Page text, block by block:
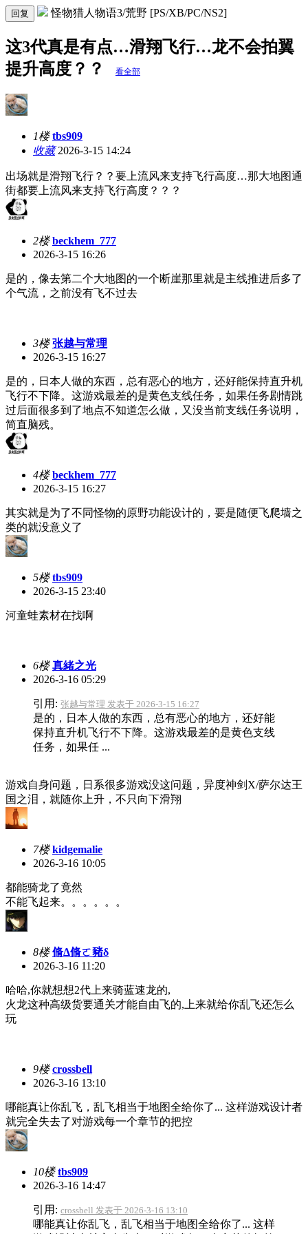
回复 怪物猎人物语3/荒野 [PS/XB/PC/NS2]
这3代真是有点…滑翔飞行…龙不会拍翼
提升高度？？
看全部
1楼 tbs909
收藏2026-3-15 14:24
出场就是滑翔飞行？？要上流风来支持飞行高度…那大地图通
街都要上流风来支持飞行高度？？？
2楼 beckhem_777
2026-3-15 16:26
是的，像去第二个大地图的一个断崖那里就是主线推进后多了
个气流，之前没有飞不过去
3楼 张越与常理
2026-3-15 16:27
是的，日本人做的东西，总有恶心的地方，还好能保持直升机
飞行不下降。这游戏最差的是黄色支线任务，如果任务剧情跳
过后面很多到了地点不知道怎么做，又没当前支线任务说明，
简直脑残。
4楼 beckhem_777
2026-3-15 16:27
其实就是为了不同怪物的原野功能设计的，要是随便飞爬墙之
类的就没意义了
5楼 tbs909
2026-3-15 23:40
河童蛙素材在找啊
6楼 真緒之光
2026-3-16 05:29
引用: 张越与常理 发表于 2026-3-15 16:27
是的，日本人做的东西，总有恶心的地方，还好能
保持直升机飞行不下降。这游戏最差的是黄色支线
任务，如果任 ...
游戏自身问题，日系很多游戏没这问题，异度神剑X/萨尔达王
国之泪，就随你上升，不只向下滑翔
7楼 kidgemalie
2026-3-16 10:05
都能骑龙了竟然
不能飞起来。。。。。。
8楼 脩Δ脩ㄛ豬δ
2026-3-16 11:20
哈哈,你就想想2代上来骑蓝速龙的,
火龙这种高级货要通关才能自由飞的,上来就给你乱飞还怎么
玩
9楼 crossbell
2026-3-16 13:10
哪能真让你乱飞，乱飞相当于地图全给你了... 这样游戏设计者
就完全失去了对游戏每一个章节的把控
10楼 tbs909
2026-3-16 14:47
引用: crossbell 发表于 2026-3-16 13:10
哪能真让你乱飞，乱飞相当于地图全给你了... 这样